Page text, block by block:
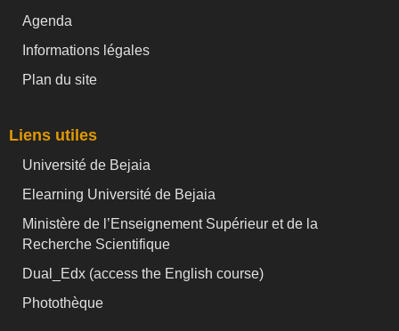
Agenda
Informations légales
Plan du site
Liens utiles
Université de Bejaia
Elearning Université de Bejaia
Ministère de l’Enseignement Supérieur et de la
Recherche Scientifique
Dual_Edx (access the English course)
Photothèque